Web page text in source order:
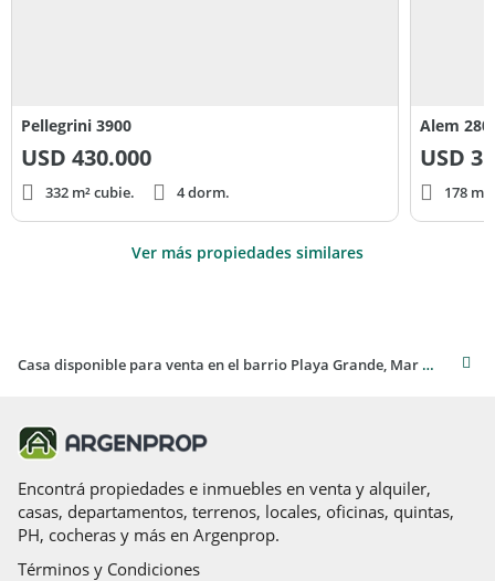
Pellegrini 3900
USD 430.000
332 m² cubie. 4 dorm.
Alem
USD
178
Ver más propiedades similares
Casa disponible para venta en el barrio Playa Grande, Mar del Plata
Encontrá propiedades e inmuebles en venta y alquiler,
casas, departamentos, terrenos, locales, oficinas, quintas,
PH, cocheras y más en Argenprop.
Términos y Condiciones